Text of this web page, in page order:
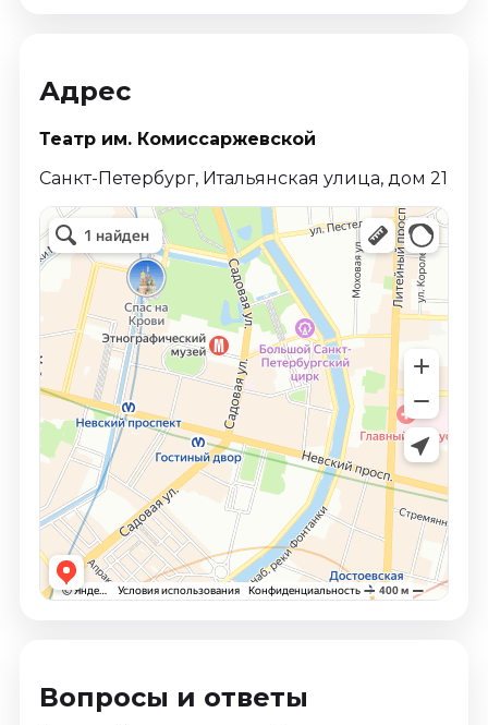
Адрес
Театр им. Комиссаржевской
Санкт-Петербург, Итальянская улица, дом 21
Вопросы и ответы